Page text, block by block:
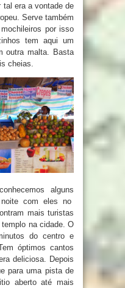
tal era a vontade de
Serve também
por isso
tem aqui um
outra malta. Basta
cheias.
alguns
com eles no
mais turistas
na cidade. O
do centro e
óptimos cantos
deliciosa. Depois
para uma pista de
aberto até mais